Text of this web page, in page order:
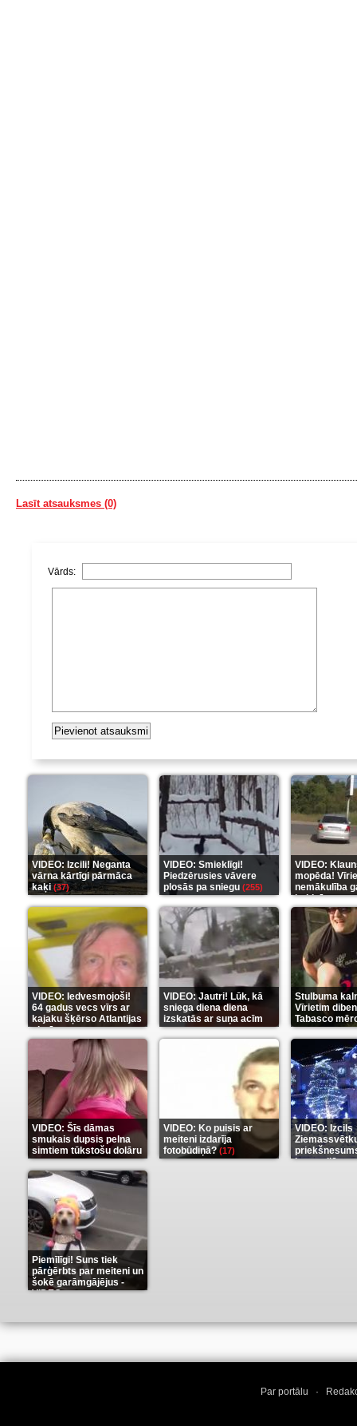
Lasīt atsauksmes (0)
Vārds:
VIDEO: Izcili! Neganta
vārna kārtīgi pārmāca
kaķi(37)
VIDEO: Smieklīgi!
Piedzērusies vāvere
plosās pa sniegu (255)
VIDEO:
mopēda!
nemākulība
beidzās ar
(289)
VIDEO: Iedvesmojoši!
64 gadus vecs vīrs ar
kajaku šķērso Atlantijas
okeānu(5)
VIDEO: Jautri! Lūk, kā
sniega diena diena
izskatās ar suņa acīm
(6)
Stulbuma
Vīrietim
Tabasco
(7)
VIDEO: Šīs dāmas
smukais dupsis pelna
simtiem tūkstošu dolāru
(9)
VIDEO: Ko puisis ar
meiteni izdarīja
fotobūdiņā?(17)
VIDEO: Izcils
karu stilā(7)
Piemīlīgi! Suns tiek
pārģērbts par meiteni un
šokē garāmgājējus -
VIDEO(8)
Par portālu ·